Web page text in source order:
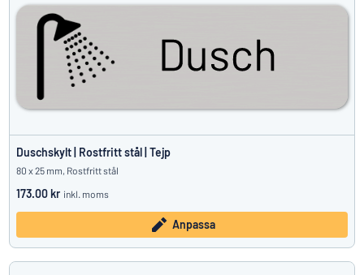
Duschskylt | Rostfritt stål | Tejp
80 x 25 mm, Rostfritt stål
173.00 kr inkl. moms
Anpassa